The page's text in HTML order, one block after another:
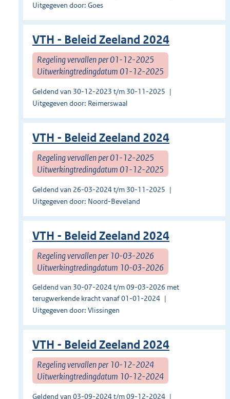
Uitgegeven door: Goes
VTH - Beleid Zeeland 2024
Regeling vervallen per 01-12-2025
Uitwerkingtredingdatum 01-12-2025
Geldend van 30-12-2023 t/m 30-11-2025
Uitgegeven door: Reimerswaal
VTH - Beleid Zeeland 2024
Regeling vervallen per 01-12-2025
Uitwerkingtredingdatum 01-12-2025
Geldend van 26-03-2024 t/m 30-11-2025
Uitgegeven door: Noord-Beveland
VTH - Beleid Zeeland 2024
Regeling vervallen per 10-03-2026
Uitwerkingtredingdatum 10-03-2026
Geldend van 30-07-2024 t/m 09-03-2026 met
terugwerkende kracht vanaf 01-01-2024
Uitgegeven door: Vlissingen
VTH - Beleid Zeeland 2024
Regeling vervallen per 10-12-2024
Uitwerkingtredingdatum 10-12-2024
Geldend van 03-09-2024 t/m 09-12-2024